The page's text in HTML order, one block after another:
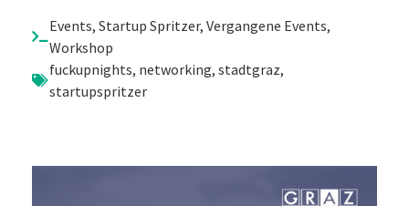
Events, Startup Spritzer, Vergangene Events,
Workshop
fuckupnights, networking, stadtgraz,
startupspritzer